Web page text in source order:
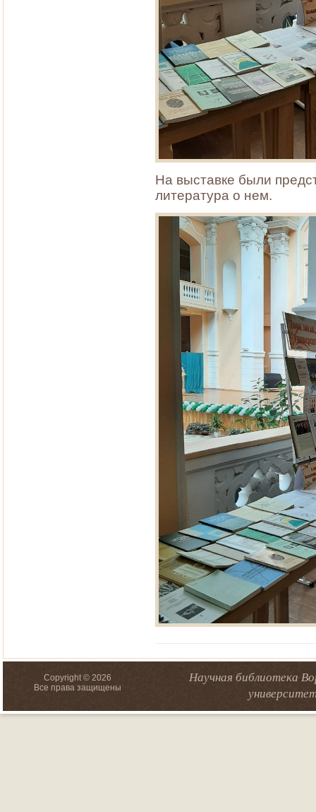
На выставке были
литература о нем.
Copyright © 2026
Все права защищены
Научная библиотека